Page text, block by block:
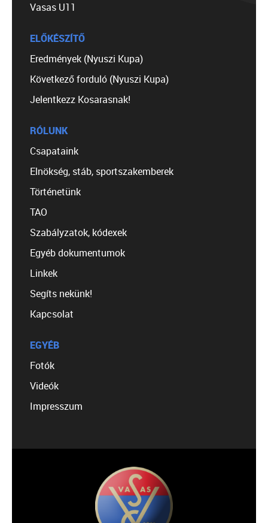
Vasas U11
ELŐKÉSZÍTŐ
Eredmények (Nyuszi Kupa)
Következő forduló (Nyuszi Kupa)
Jelentkezz Kosarasnak!
RÓLUNK
Csapataink
Elnökség, stáb, sportszakemberek
Történetünk
TAO
Szabályzatok, kódexek
Egyéb dokumentumok
Linkek
Segíts nekünk!
Kapcsolat
EGYÉB
Fotók
Videók
Impresszum